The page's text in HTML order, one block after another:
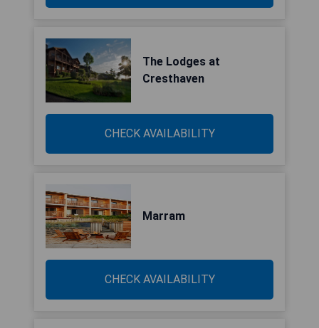
The Lodges at
Cresthaven
CHECK AVAILABILITY
Marram
CHECK AVAILABILITY